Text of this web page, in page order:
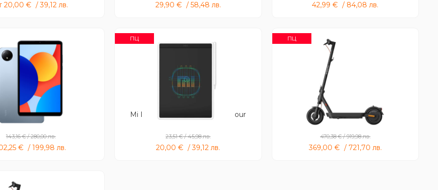
20,00 € /39,12 лв. 29,90 € / 58,48 лв. 42,99€ / 84,08лв.
Redmi Pad SE 8.7
143,16€/280,00лв.
€ /199,98лв.
ПЦ
Mi LCD Writing Tablet 13.5″ Colour
23,51€/45,98лв.
20,00€ /39,12лв.
ПЦ
Xiaomi Electric Scooter 5
470,38€/919,98лв.
369,00 € / 721,70 лв.